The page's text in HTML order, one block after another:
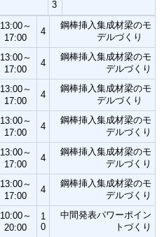
3
13:00～
17:00
4
鋼棒挿入集成材梁のモ
デルづくり
13:00～
17:00
4
鋼棒挿入集成材梁のモ
デルづくり
13:00～
17:00
4
鋼棒挿入集成材梁のモ
デルづくり
13:00～
17:00
4
鋼棒挿入集成材梁のモ
デルづくり
13:00～
17:00
4
鋼棒挿入集成材梁のモ
デルづくり
13:00～
17:00
4
鋼棒挿入集成材梁のモ
デルづくり
10:00～
20:00
1
0
中間発表パワーポイン
トづくり